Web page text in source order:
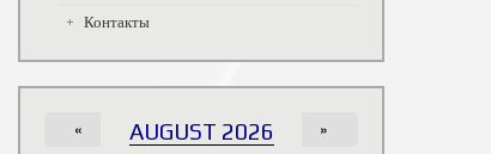
Контакты
AUGUST 2026
« »